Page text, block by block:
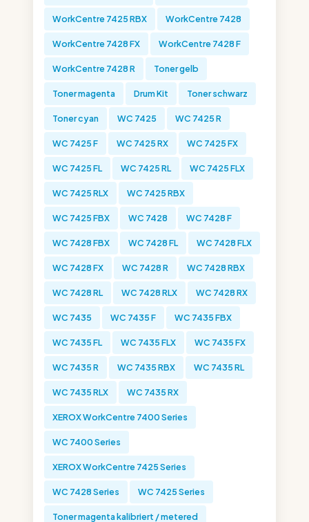
WorkCentre 7425 RBX WorkCentre 7428
WorkCentre 7428 FX WorkCentre 7428 F
WorkCentre 7428 R Toner gelb
Toner magenta Drum Kit Toner schwarz
Toner cyan WC 7425 WC 7425 R
WC 7425 F WC 7425 RX WC 7425 FX
WC 7425 FL WC 7425 RL WC 7425 FLX
WC 7425 RLX WC 7425 RBX
WC 7425 FBX WC 7428 WC 7428 F
WC 7428 FBX WC 7428 FL WC 7428 FLX
WC 7428 FX WC 7428 R WC 7428 RBX
WC 7428 RL WC 7428 RLX WC 7428 RX
WC 7435 WC 7435 F WC 7435 FBX
WC 7435 FL WC 7435 FLX WC 7435 FX
WC 7435 R WC 7435 RBX WC 7435 RL
WC 7435 RLX WC 7435 RX
XEROX WorkCentre 7400 Series
WC 7400 Series
XEROX WorkCentre 7425 Series
WC 7428 Series WC 7425 Series
Toner magenta kalibriert / metered